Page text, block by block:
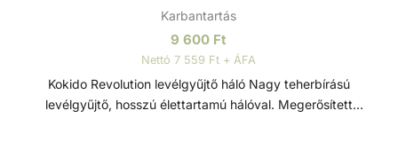
Karbantartás
9 600 Ft
Nettó 7 559 Ft + ÁFA
Kokido Revolution levélgyűjtő háló Nagy teherbírású
levélgyűjtő, hosszú élettartamú hálóval. Megerősített